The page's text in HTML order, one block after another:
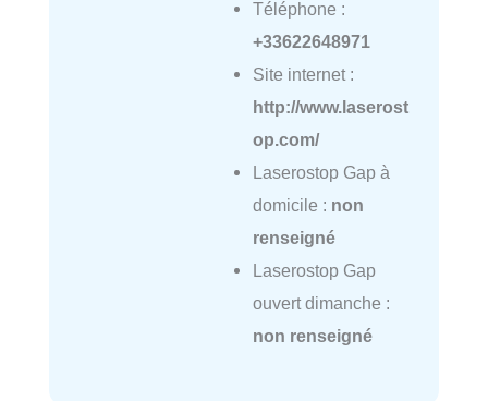
Téléphone :
+33622648971
Site internet :
http://www.laserost
op.com/
Laserostop Gap à
domicile : non
renseigné
Laserostop Gap
ouvert dimanche :
non renseigné